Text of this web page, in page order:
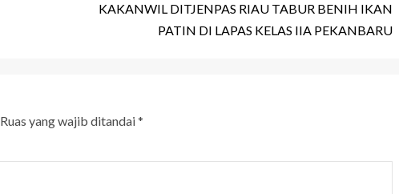
KAKANWIL DITJENPAS RIAU TABUR BENIH IKAN
PATIN DI LAPAS KELAS IIA PEKANBARU
Ruas yang wajib ditandai*